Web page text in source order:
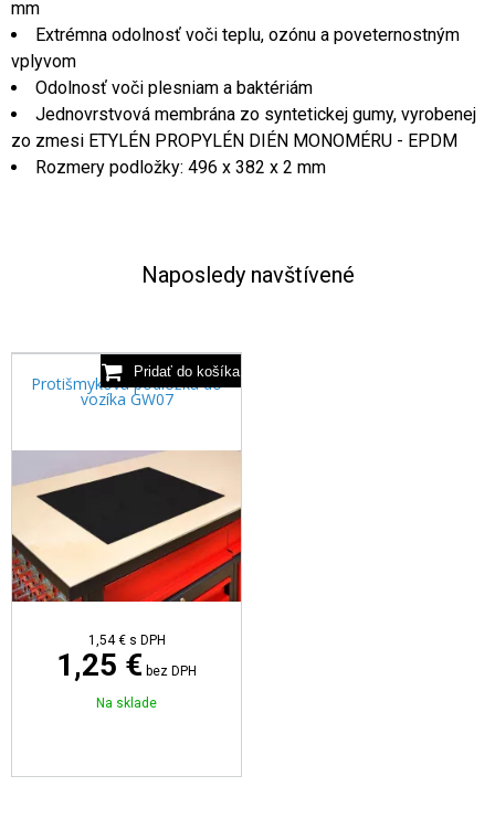
mm
Extrémna odolnosť voči teplu, ozónu a poveternostným
vplyvom
Odolnosť voči plesniam a baktériám
Jednovrstvová membrána zo syntetickej gumy, vyrobenej
zo zmesi ETYLÉN PROPYLÉN DIÉN MONOMÉRU - EPDM
Rozmery podložky: 496 x 382 x 2 mm
Naposledy navštívené
Protišmyková podložka do
vozíka GW07
1,54 € s DPH
1,25 € bez DPH
Na sklade